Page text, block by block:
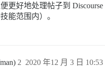
更好地处理帖子到
能范围内）。
2020 年12 月 3 日 10:53
2